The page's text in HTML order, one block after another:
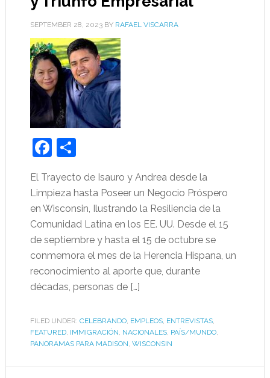
SEPTEMBER 28, 2023BY RAFAEL VISCARRA
Facebook
Share
El Trayecto de Isauro y Andrea desde la
Limpieza hasta Poseer un Negocio Próspero
en Wisconsin, Ilustrando la Resiliencia de la
Comunidad Latina en los EE. UU. Desde el 15
de septiembre y hasta el 15 de octubre se
conmemora el mes de la Herencia Hispana, un
reconocimiento al aporte que, durante
décadas, personas de […]
FILED UNDER: CELEBRANDO, EMPLEOS, ENTREVISTAS,
FEATURED, IMMIGRACIÓN, NACIONALES, PAÍS/MUNDO,
PANORAMAS PARA MADISON, WISCONSIN